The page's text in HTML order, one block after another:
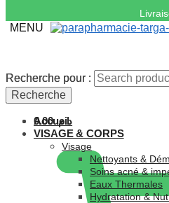
MENU
Recherche pour :
Recherche
د.م.0.00
Recherche pour :
Recherche
Accueil
VISAGE & CORPS
Visage
Nettoyants &
Soins acné &
Eaux Thermales
Hydratation &